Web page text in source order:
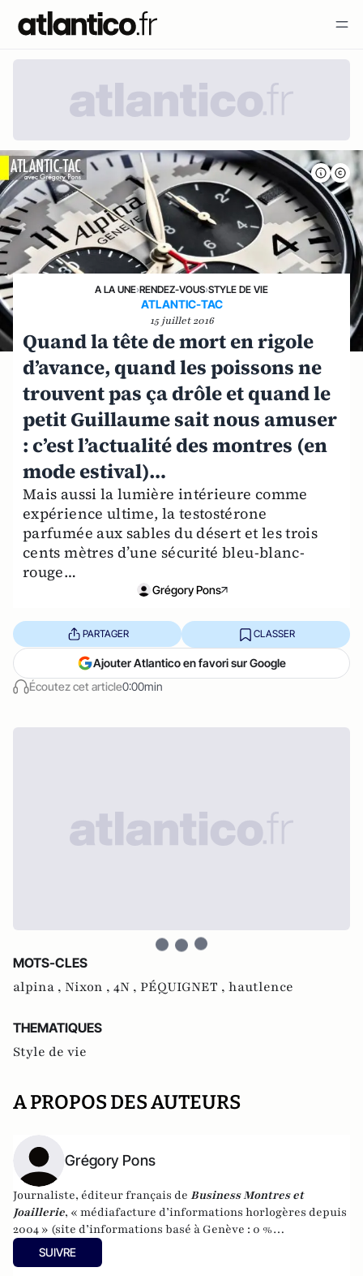
A LA UNE›RENDEZ-VOUS›STYLE DE VIE
ATLANTIC-TAC
15 juillet 2016
Quand la tête de mort en rigole
d’avance, quand les poissons ne
trouvent pas ça drôle et quand le
petit Guillaume sait nous amuser
: c’est l’actualité des montres (en
mode estival)…
Mais aussi la lumière intérieure comme
expérience ultime, la testostérone
parfumée aux sables du désert et les trois
cents mètres d’une sécurité bleu-blanc-
rouge…
Grégory Pons
Écoutez cet article0:00min
PARTAGER CLASSER
Ajouter Atlantico en favori sur Google
MOTS-CLES
alpina , Nixon , 4N , PÉQUIGNET , hautlence
THEMATIQUES
Style de vie
A PROPOS DES AUTEURS
Grégory Pons
Journaliste, éditeur français de Business Montres et
Joaillerie, « médiafacture d’informations horlogères depuis
2004 » (site d’informations basé à Genève : 0 %
publicité-100 % liberté), spécialiste du marketing horloger
et de l’analyse des marchés de la montre.
SUIVRE